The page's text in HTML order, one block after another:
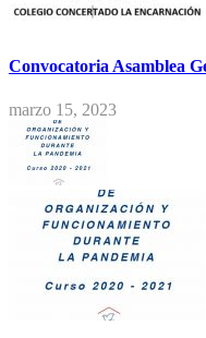
Convocatoria Asamblea
marzo 15, 2023